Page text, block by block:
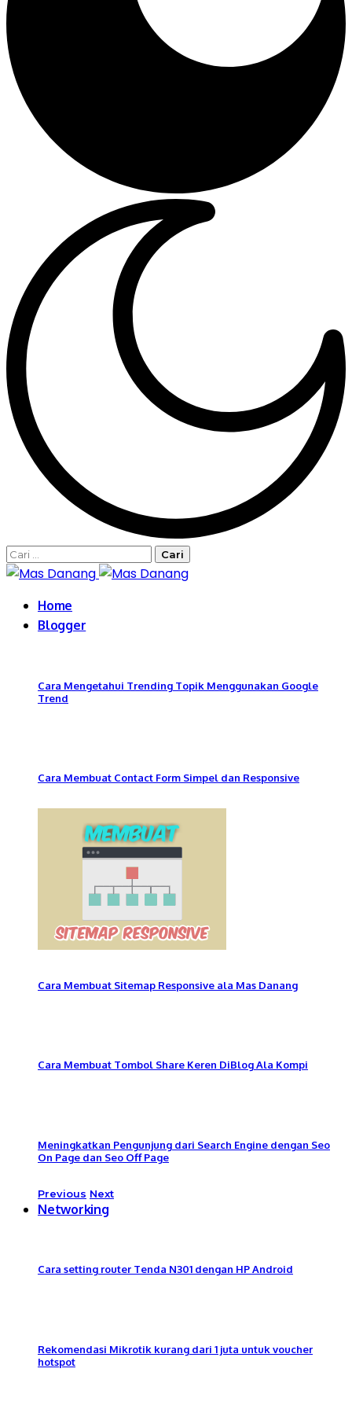
Cari
untuk:
Home
Blogger
Cara Mengetahui Trending Topik Menggunakan Google
Trend
Cara Membuat Contact Form Simpel dan Responsive
Cara Membuat Sitemap Responsive ala Mas Danang
Cara Membuat Tombol Share Keren DiBlog Ala Kompi
Meningkatkan Pengunjung dari Search Engine dengan Seo
On Page dan Seo Off Page
Previous Next
Networking
Cara setting router Tenda N301 dengan HP Android
Rekomendasi Mikrotik kurang dari 1 juta untuk voucher
hotspot